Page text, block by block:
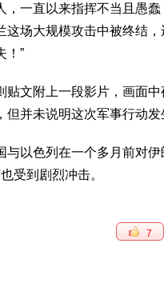
，一直以来指挥不当且愚
这场大规模攻击中被终结
！”
贴文附上一段影片，画面中
但并未说明这次军事行动发
与以色列在一个多月前对
受到剧烈冲击。
7